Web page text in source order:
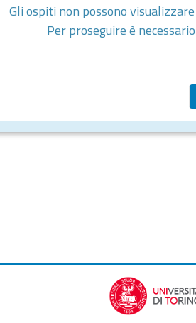
Gli ospiti non possono
Per proseguire è